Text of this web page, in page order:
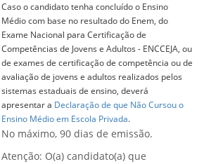
Caso o candidato tenha concluído o Ensino
Médio com base no resultado do Enem, do
Exame Nacional para Certificação de
Competências de Jovens e Adultos - ENCCEJA, ou
de exames de certificação de competência ou de
avaliação de jovens e adultos realizados pelos
sistemas estaduais de ensino, deverá
apresentar a Declaração de que Não Cursou o
Ensino Médio em Escola Privada.
No máximo, 90 dias de emissão.
Atenção: O(a) candidato(a) que